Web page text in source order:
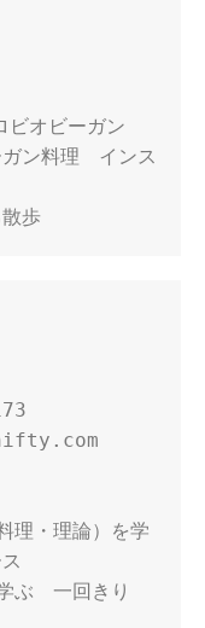
オビーガン
ン料理　インス
歩
理・理論）を学
ぶ　一回きり